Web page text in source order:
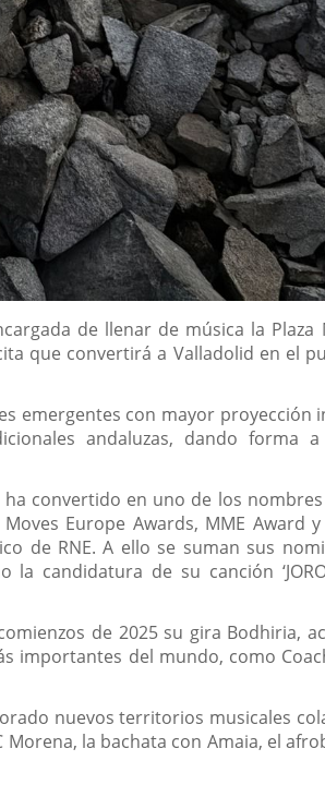
de llenar de música la
que convertirá a Valladolid en el
emergentes con mayor proyección
andaluzas, dando forma
convertido en uno de los
Europe Awards, MME Award
de RNE. A ello se suman sus
candidatura de su canción
de 2025 su gira Bodhiria,
importantes del mundo, como
nuevos territorios musicales
la bachata con Amaia, el